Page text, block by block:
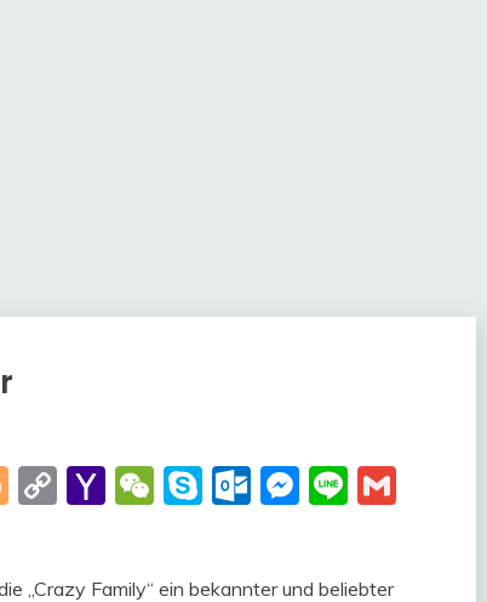
Blogger
CopyYahoo
WeChat
SkypeOutlook.com
Messenger
Line
„Crazy Family“ ein bekannter und beliebter